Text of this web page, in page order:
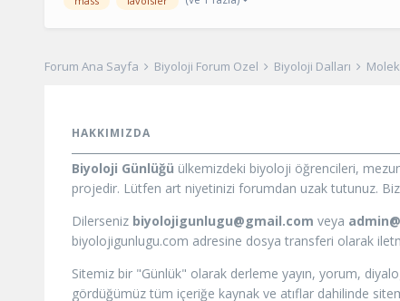
Forum Ana Sayfa Biyoloji Forum Özel Biyoloji Dalları
HAKKIMIZDA
Biyoloji Günlüğü ülkemizdeki biyoloji öğrencileri,
projedir. Lütfen art niyetinizi forumdan uzak tutunuz.
Dilerseniz biyolojigunlugu@gmail.com veya
biyolojigunlugu.com adresine dosya transferi olarak
Sitemiz bir "Günlük" olarak derleme yayın, yorum,
gördüğümüz tüm içeriğe kaynak ve atıflar dahilinde